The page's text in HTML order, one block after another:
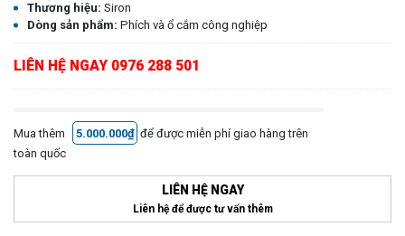
Thương hiệu: Siron
Dòng sản phẩm: Phích và ổ cắm công nghiệp
LIÊN HỆ NGAY 0976 288 501
Mua thêm 5.000.000₫ để được miễn phí giao hàng trên
toàn quốc
LIÊN HỆ NGAY
Liên hệ để được tư vấn thêm